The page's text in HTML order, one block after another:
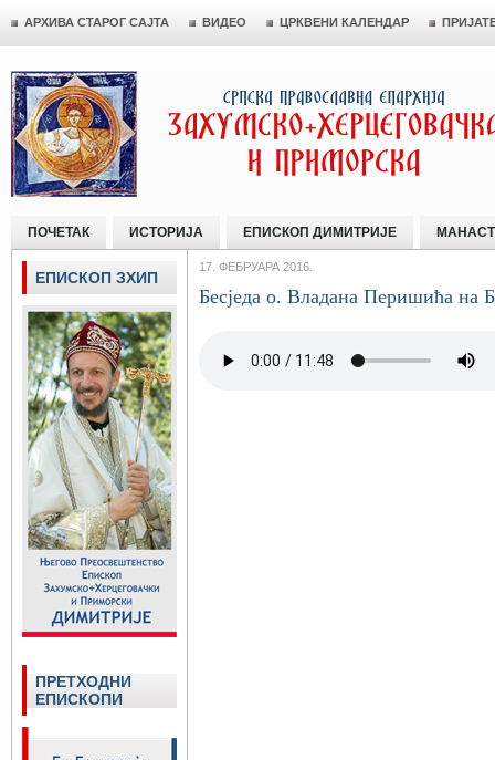
АРХИВА СТАРОГ САЈТА ВИДЕО ЦРКВЕНИ КАЛЕНДАР
ПОЧЕТАК ИСТОРИЈА ЕПИСКОП ДИМИТРИЈЕ
17. ФЕБРУАРА 2016.
Бесједа о. Владана Перишића на
ЕПИСКОП ЗХИП
ПРЕТХОДНИ
ЕПИСКОПИ